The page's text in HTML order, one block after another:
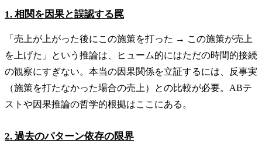
1. 相関を因果と誤認する罠
「売上が上がった後にこの施策を打った → この施策が売上
を上げた」という推論は、ヒューム的にはただの時間的接続
の観察にすぎない。本当の因果関係を立証するには、反事実
（施策を打たなかった場合の売上）との比較が必要。ABテ
ストや因果推論の哲学的根拠はここにある。
2. 過去のパターン依存の限界